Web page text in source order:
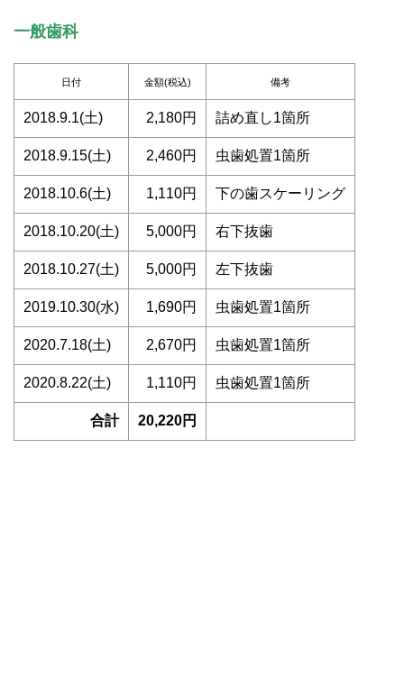
一般歯科
日付 金額(税込) 備考
2018.9.1(土) 2,180円 詰め直し1箇所
2018.9.15(土) 2,460円 虫歯処置1箇所
2018.10.6(土) 1,110円 下の歯スケーリング
2018.10.20(土) 5,000円 右下抜歯
2018.10.27(土) 5,000円 左下抜歯
2019.10.30(水) 1,690円 虫歯処置1箇所
2020.7.18(土) 2,670円 虫歯処置1箇所
2020.8.22(土) 1,110円 虫歯処置1箇所
合計 20,220円